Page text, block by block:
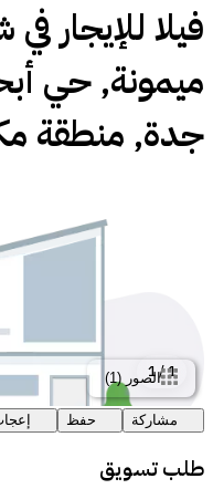
فيلا للإيجار
ميمونة, حي
جدة, منطقة
1
/
1
الصور (
1
)
مشاركة حفظ
طلب تسويق